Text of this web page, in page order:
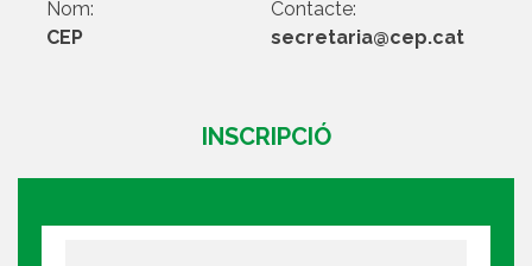
Nom:
CEP
Contacte:
secretaria@cep.cat
INSCRIPCIÓ